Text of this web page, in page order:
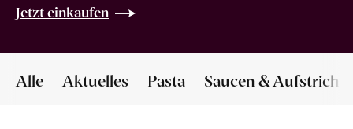
Jetzt einkaufen
Alle Aktuelles Pasta Saucen & Aufstriche